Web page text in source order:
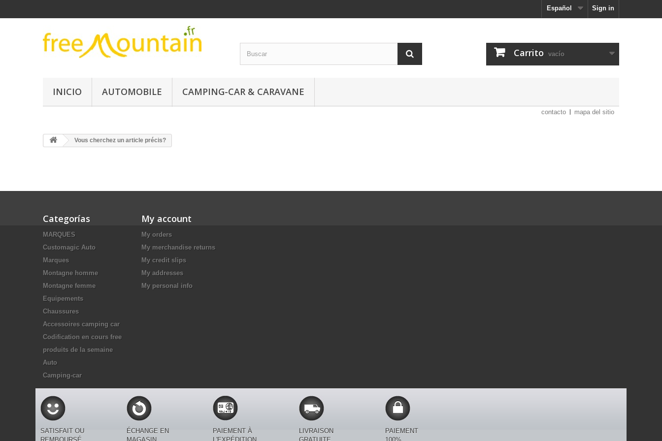
Sign in
Español
Carrito vacío
INICIO AUTOMOBILE CAMPING-CAR & CARAVANE
contacto mapa del sitio
Vous cherchez un article précis?
Categorías
MARQUES
Customagic Auto
Marques
Montagne homme
Montagne femme
Equipements
Chaussures
Accessoires camping car
Codification en cours free
produits de la semaine
Auto
Camping-car
My account
My orders
My merchandise returns
My credit slips
My addresses
My personal info
SATISFAIT OU
ÉCHANGE EN
PAIEMENT À
LIVRAISON
PAIEMENT